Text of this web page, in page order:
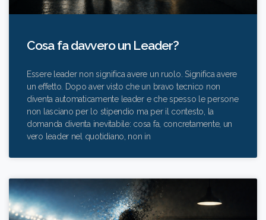
Cosa fa davvero un Leader?
Essere leader non significa avere un ruolo. Significa avere
un effetto. Dopo aver visto che un bravo tecnico non
diventa automaticamente leader e che spesso le persone
non lasciano per lo stipendio ma per il contesto, la
domanda diventa inevitabile: cosa fa, concretamente, un
vero leader nel quotidiano, non in